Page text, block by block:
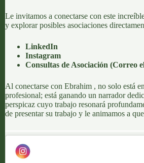
Le invitamos a conectarse con este
y explorar posibles asociaciones
LinkedIn
Instagram
Consultas de Asociación (Correo
Al conectarse con Ebrahim , no solo está
profesional; está ganando un narrador
perspicaz cuyo trabajo resonará
de presentar su trabajo y le animamos a